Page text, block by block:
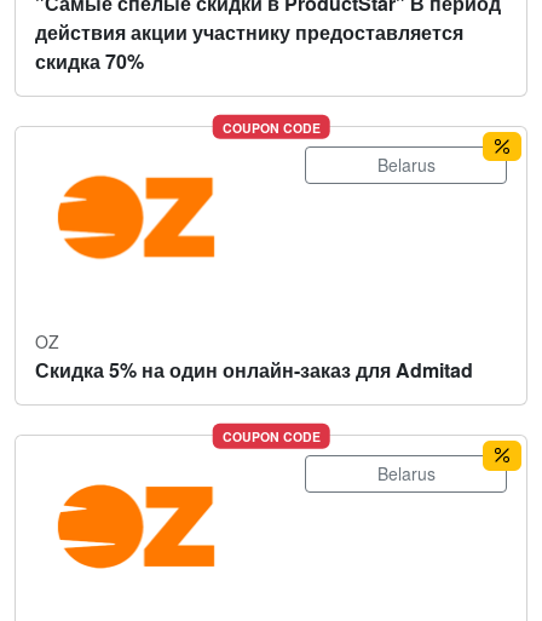
действия акции участнику предоставляется
скидка 70%
COUPON CODE
Belarus
OZ
Скидка 5% на один онлайн-заказ для Admitad
COUPON CODE
Belarus